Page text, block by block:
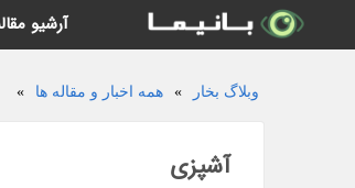
وبلاگ بخار » همه اخبار و مقاله ها »
آشپزی
آرشیو